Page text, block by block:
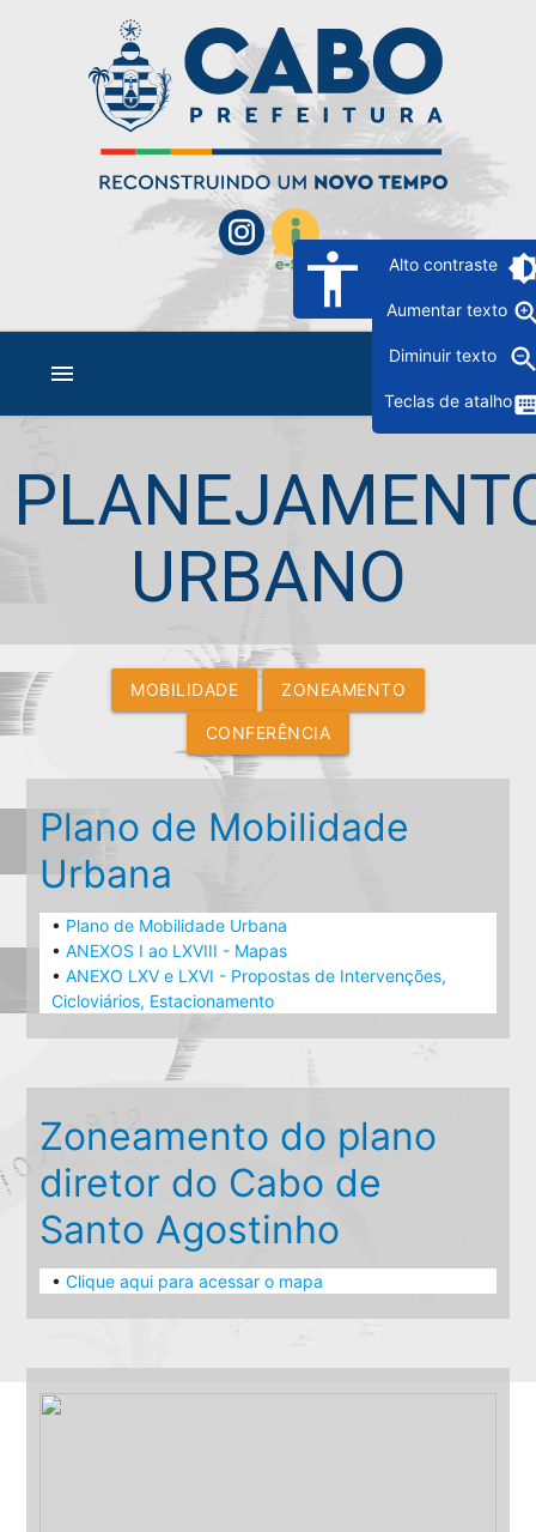
accessibility Alto contraste
Aumentar texto
Diminuir texto
Teclas de atalho
menu
URBANO
MOBILIDADE ZONEAMENTO
CONFERÊNCIA
Plano de Mobilidade
Urbana
• Plano de Mobilidade Urbana
•ANEXOS I ao LXVIII - Mapas
•ANEXO LXV e LXVI - Propostas de Intervenções,
Cicloviários, Estacionamento
Zoneamento do plano
diretor do Cabo de
Santo Agostinho
•Clique aqui para acessar o mapa